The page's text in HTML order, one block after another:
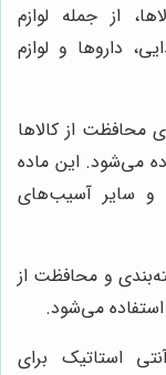
از جمله لوازم
داروها و لوازم
محافظت از کالاها
می‌شود. این ماده
و سایر آسیب‌های
و محافظت از
می‌شود.
استاتیک برای